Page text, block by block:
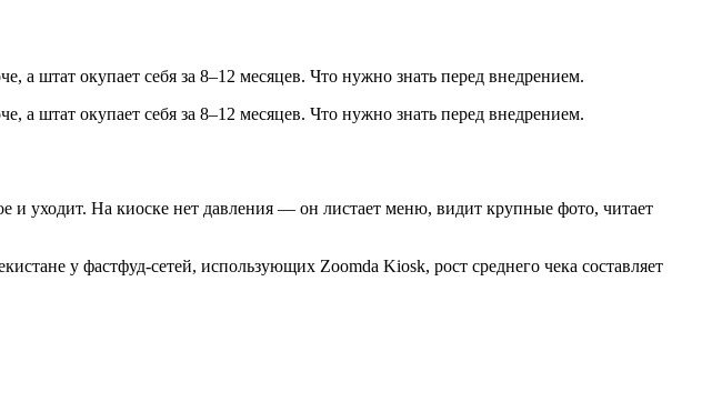
а штат окупает себя за 8–12 месяцев. Что нужно знать перед внедрением.
а штат окупает себя за 8–12 месяцев. Что нужно знать перед внедрением.
и уходит. На киоске нет давления — он листает меню, видит крупные фото, читает
у фастфуд-сетей, использующих Zoomda Kiosk, рост среднего чека составляет